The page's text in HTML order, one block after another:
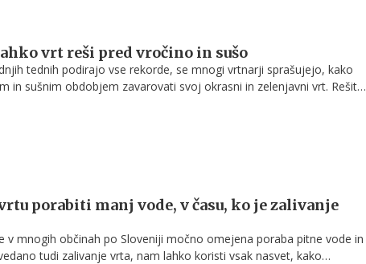
gredi.
vrt reši pred vročino in sušo
tednih podirajo vse rekorde, se mnogi vrtnarji sprašujejo, kako
in sušnim obdobjem zavarovati svoj okrasni in zelenjavni vrt. Rešitev
porabiti manj vode, v času, ko je zalivanje
v mnogih občinah po Sloveniji močno omejena poraba pitne vode in
tudi zalivanje vrta, nam lahko koristi vsak nasvet, kako